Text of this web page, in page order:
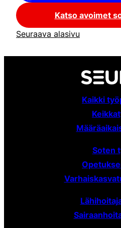
Katso avoimet
Seuraava alasivu
Kaikki
Soten